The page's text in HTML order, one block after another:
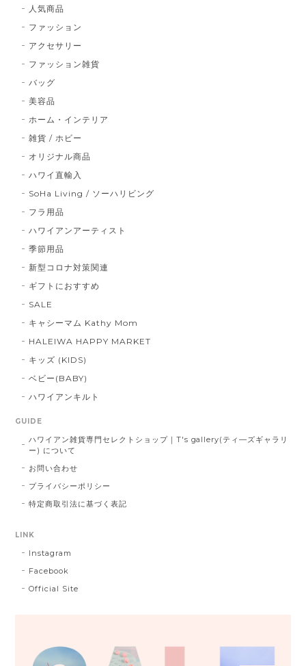
人気商品
ファッション
アクセサリー
ファッション雑貨
バッグ
美容品
ホーム・インテリア
雑貨 / ホビー
オリジナル商品
ハワイ直輸入
SoHa Living / ソーハリビング
フラ用品
ハワイアンアーティスト
季節用品
新型コロナ対策関連
ギフトにおすすめ
SALE
キャシーマム Kathy Mom
HALEIWA HAPPY MARKET
キッズ (KIDS)
ベビー(BABY)
ハワイアンキルト
GUIDE
ハワイアン雑貨専門セレクトショップ｜T's gallery(ティ―ズギャラリ
ー) について
お問い合わせ
プライバシーポリシー
特定商取引法に基づく表記
LINK
Instagram
Facebook
Official Site